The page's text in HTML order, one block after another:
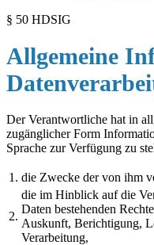
§ 50 HDSIG
Allgemeine
Der Verantwortliche hat in
zugänglicher Form
Sprache zur Verfügung zu
1. die Zwecke der von ihm
2.
die im Hinblick auf die
Daten bestehenden
Auskunft, Berichtigung,
Verarbeitung,